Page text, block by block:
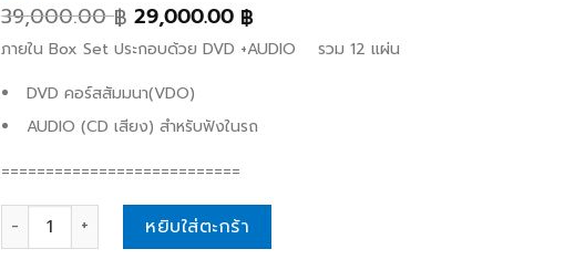
39,000.00฿ 29,000.00 ฿
ภายใน Box Setประกอบด้วย DVD +AUDIO รวม12แผ่น
DVDคอร์สสัมมนา(VDO)
AUDIO (CD เสียง) สำหรับฟังในรถ
===========================
ปลุกพลังเทพเจ้าในตัวคุณ (GRAND BOX SET SEMINAR ) quantity
หยิบใส่ตะกร้า